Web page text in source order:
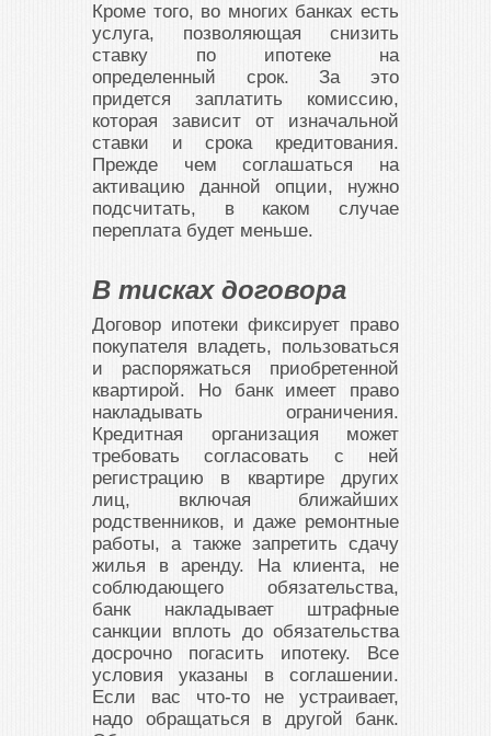
Кроме того, во многих банках есть
услуга, позволяющая снизить
ставку по ипотеке на
определенный срок. За это
придется заплатить комиссию,
которая зависит от изначальной
ставки и срока кредитования.
Прежде чем соглашаться на
активацию данной опции, нужно
подсчитать, в каком случае
переплата будет меньше.
В тисках договора
Договор ипотеки фиксирует право
покупателя владеть, пользоваться
и распоряжаться приобретенной
квартирой. Но банк имеет право
накладывать ограничения.
Кредитная организация может
требовать согласовать с ней
регистрацию в квартире других
лиц, включая ближайших
родственников, и даже ремонтные
работы, а также запретить сдачу
жилья в аренду. На клиента, не
соблюдающего обязательства,
банк накладывает штрафные
санкции вплоть до обязательства
досрочно погасить ипотеку. Все
условия указаны в соглашении.
Если вас что-то не устраивает,
надо обращаться в другой банк.